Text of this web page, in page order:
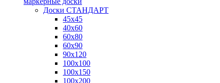
Доски СТАНДАРТ
45x45
40x60
60x80
60x90
90x120
100x100
100x150
100x200